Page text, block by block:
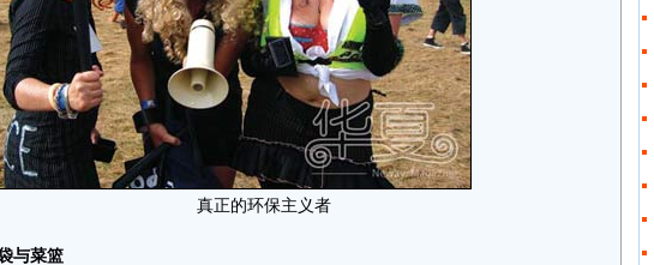
真正的环保主义者
菜篮